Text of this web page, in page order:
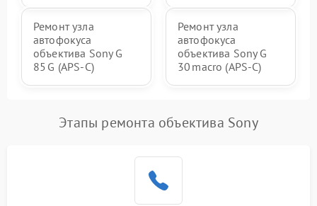
Ремонт узла
автофокуса
объектива Sony G
85 G (APS‑C)
Ремонт узла
автофокуса
объектива Sony G
30 macro (APS‑C)
Этапы ремонта объектива Sony